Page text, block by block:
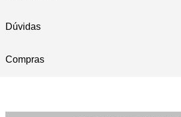
Dúvidas
Compras